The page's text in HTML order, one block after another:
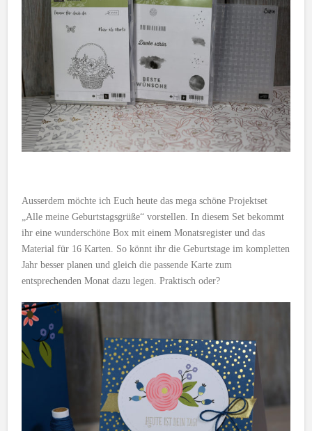
Ausserdem möchte ich Euch heute das mega schöne Projektset
„Alle meine Geburtstagsgrüße“ vorstellen. In diesem Set bekommt
ihr eine wunderschöne Box mit einem Monatsregister und das
Material für 16 Karten. So könnt ihr die Geburtstage im kompletten
Jahr besser planen und gleich die passende Karte zum
entsprechenden Monat dazu legen. Praktisch oder?